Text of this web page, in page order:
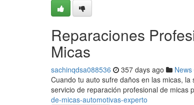
Reparaciones
Micas
sachinqdsa088536 357 days ago News
Cuando tu auto sufre daños en las micas,
servicio de reparación profesional de micas
de-micas-automotivas-experto